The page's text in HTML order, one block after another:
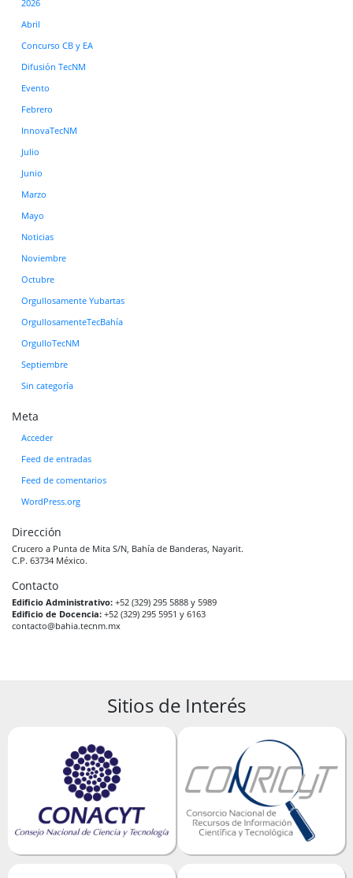
2026
Abril
Concurso CB y EA
Difusión TecNM
Evento
Febrero
InnovaTecNM
Julio
Junio
Marzo
Mayo
Noticias
Noviembre
Octubre
Orgullosamente Yubartas
OrgullosamenteTecBahía
OrgulloTecNM
Septiembre
Sin categoría
Meta
Acceder
Feed de entradas
Feed de comentarios
WordPress.org
Dirección
Crucero a Punta de Mita S/N, Bahía de Banderas, Nayarit.
C.P. 63734 México.
Contacto
Edificio Administrativo: +52 (329) 295 5888 y 5989
Edificio de Docencia: +52 (329) 295 5951 y 6163
contacto@bahia.tecnm.mx
Sitios de Interés